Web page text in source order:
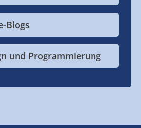
Blogs
und Programmierung